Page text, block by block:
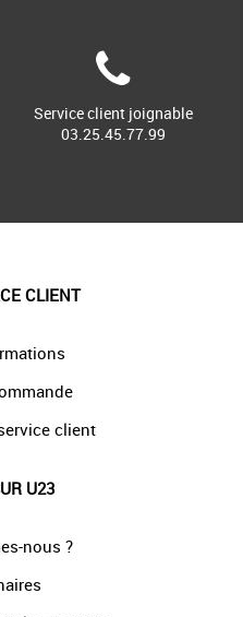
Service client joignable
03.25.45.77.99
CLIENT
client
U23
nous ?